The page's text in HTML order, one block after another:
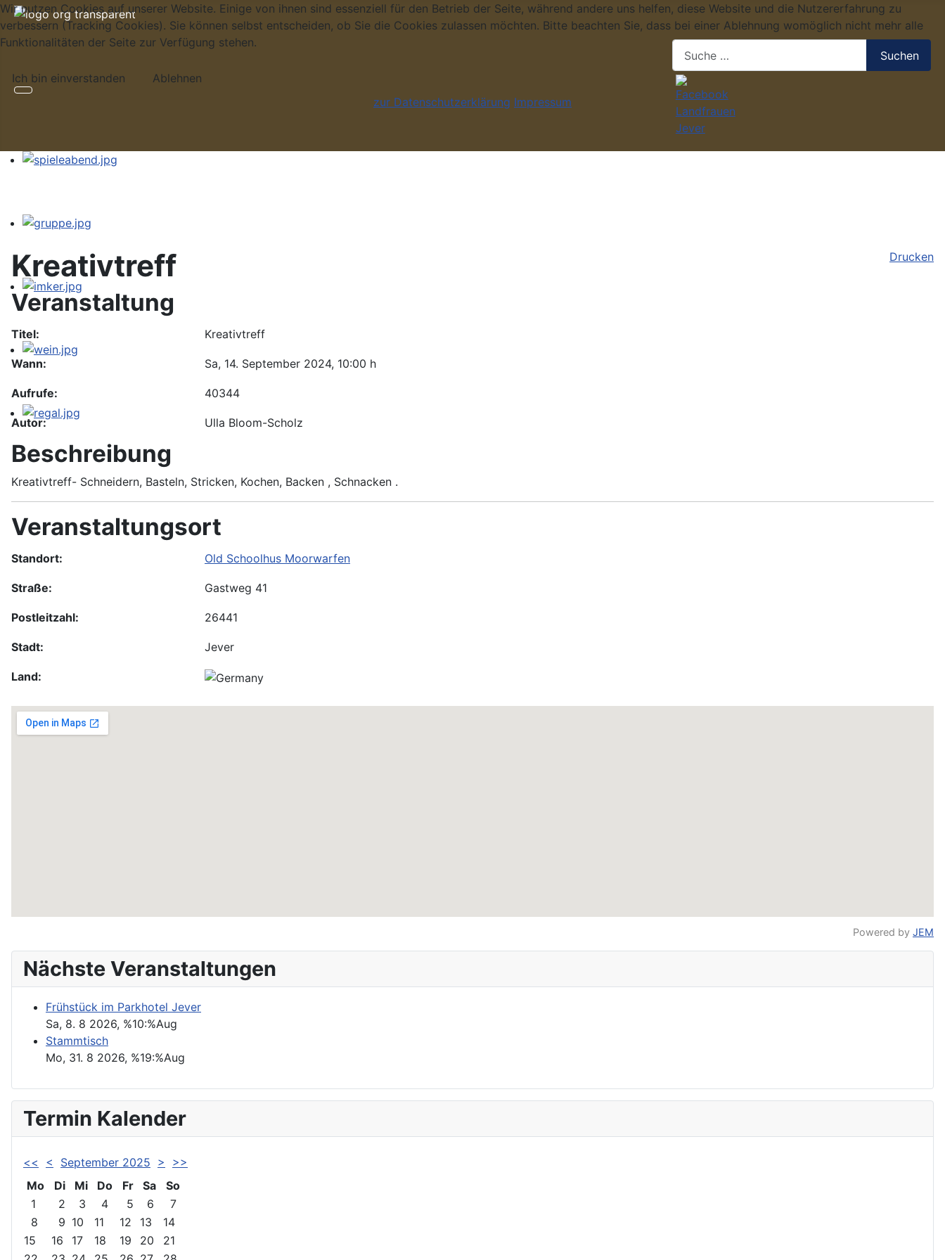
Suchen
Nächste Veranstaltungen
Frühstück im Parkhotel Jever
Sa, 8. 8 2026, %10:%Aug
Stammtisch
Mo, 31. 8 2026, %19:%Aug
Termin Kalender
<< < September 2025 >
>>
Mo
Di Mi Do Fr Sa
So
1
2 3 4 5 6
7
8
9 10 11 12 13
14
15
16 17 18 19 20
21
Drucken
Kreativtreff
Veranstaltung
Titel: Kreativtreff
Wann: Sa, 14. September 2024, 10:00 h
Aufrufe: 40344
Autor: Ulla Bloom-Scholz
Beschreibung
Kreativtreff- Schneidern, Basteln, Stricken, Kochen, Backen , Schnacken .
Veranstaltungsort
Standort: Old Schoolhus Moorwarfen
Straße: Gastweg 41
Postleitzahl: 26441
Stadt: Jever
Land:
Powered by JEM
Wir nutzen Cookies auf unserer Website. Einige von ihnen sind essenziell für den Betrieb der Seite, während andere uns helfen, diese Website und die Nutzererfahrung zu
verbessern (Tracking Cookies). Sie können selbst entscheiden, ob Sie die Cookies zulassen möchten. Bitte beachten Sie, dass bei einer Ablehnung womöglich nicht mehr alle
Funktionalitäten der Seite zur Verfügung stehen.
Ich bin einverstanden
Ablehnen
zur Datenschutzerklärung Impressum